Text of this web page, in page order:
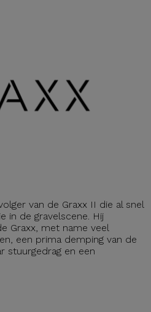
van de Graxx II die al snel
in de gravelscene. Hij
Graxx, met name veel
een prima demping van de
stuurgedrag en een